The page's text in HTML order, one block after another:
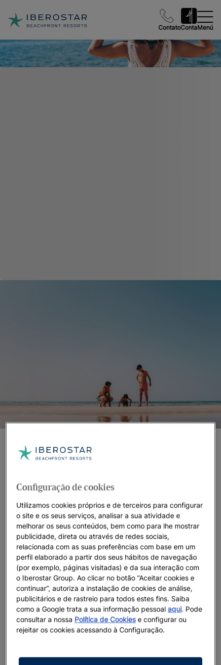
ContatoContaMenú
Iberostar Beachfront Resorts: os melhores
dos nossos resorts únicos à beira-mar. Lugares paradisíacos,
um serviço excelente e uma conexão profunda com os
oceanos criam o cenário perfeito para que os nossos
hóspedes vivam momentos que serão lembrados para
sempre. Acreditamos em viver o presente com alegria e de
forma construtiva, preservando as paisagens naturais que
acolhem os nossos resorts para que as gerações futuras
também possam aproveitá-las.
Destacamos
Configuração de cookies
Utilizamos cookies próprios e de terceiros para configurar
o site e os seus serviços, analisar a sua atividade e
melhorar os seus conteúdos, bem como para lhe mostrar
publicidade, direta ou através de redes sociais,
relacionada com as suas preferências com base em um
perfil elaborado a partir dos seus hábitos de navegação
(por exemplo, páginas visitadas) e da sua interação com
o Iberostar Group. Ao clicar no botão “Aceitar cookies e
continuar”, autoriza a instalação de cookies de análise,
publicitários e de rastreio para todos estes fins. Saiba
como a Google trata a sua informação pessoalaqui. Pode
consultar a nossa Política de Cookiese configurar ou
rejeitar os cookies acessando à Configuração.